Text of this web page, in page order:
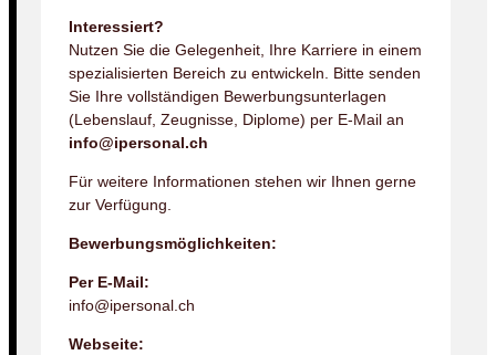
Interessiert?
Nutzen Sie die Gelegenheit, Ihre Karriere in einem
spezialisierten Bereich zu entwickeln. Bitte senden
Sie Ihre vollständigen Bewerbungsunterlagen
(Lebenslauf, Zeugnisse, Diplome) per E-Mail an
info@ipersonal.ch
Für weitere Informationen stehen wir Ihnen gerne
zur Verfügung.
Bewerbungsmöglichkeiten:
Per E-Mail:
info@ipersonal.ch
Webseite: